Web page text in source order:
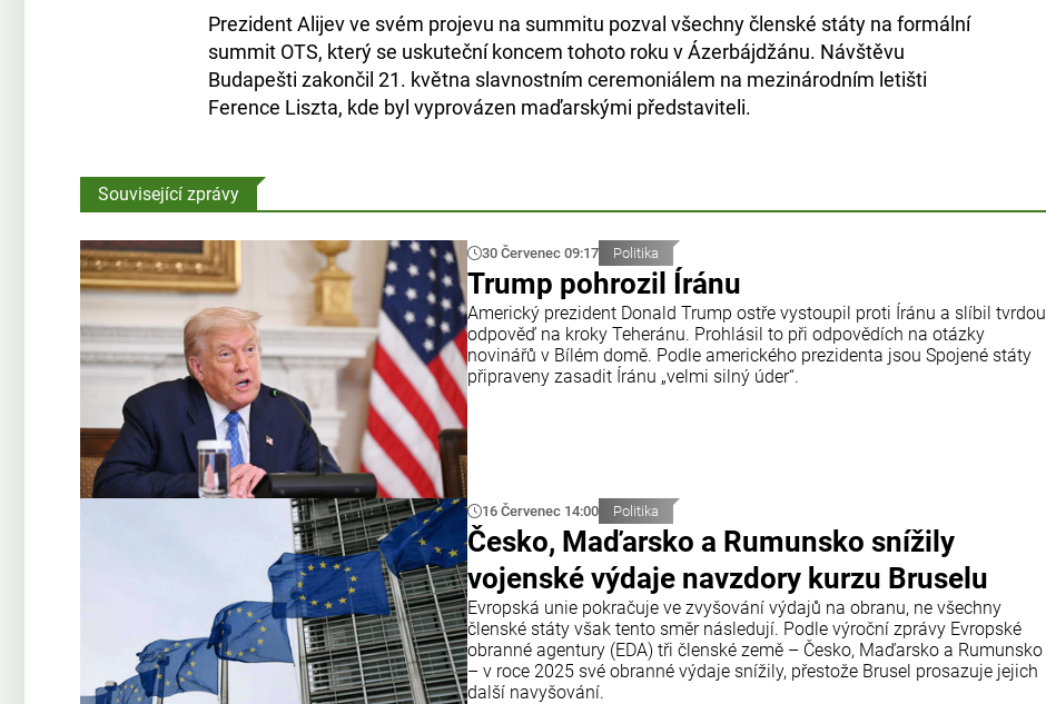
Prezident Alijev ve svém projevu na summitu pozval všechny členské státy na formální
summit OTS, který se uskuteční koncem tohoto roku v Ázerbájdžánu. Návštěvu
Budapešti zakončil 21. května slavnostním ceremoniálem na mezinárodním letišti
Ference Liszta, kde byl vyprovázen maďarskými představiteli.
Související zprávy
30 Červenec 09:17 Politika
Trump pohrozil Íránu
Americký prezident Donald Trump ostře vystoupil proti Íránu a slíbil tvrdou
odpověď na kroky Teheránu. Prohlásil to při odpovědích na otázky
novinářů v Bílém domě. Podle amerického prezidenta jsou Spojené státy
připraveny zasadit Íránu „velmi silný úder“.
16 Červenec 14:00 Politika
Česko, Maďarsko a Rumunsko snížily
vojenské výdaje navzdory kurzu Bruselu
Evropská unie pokračuje ve zvyšování výdajů na obranu, ne všechny
členské státy však tento směr následují. Podle výroční zprávy Evropské
obranné agentury (EDA) tři členské země – Česko, Maďarsko a Rumunsko
– v roce 2025 své obranné výdaje snížily, přestože Brusel prosazuje jejich
další navyšování.